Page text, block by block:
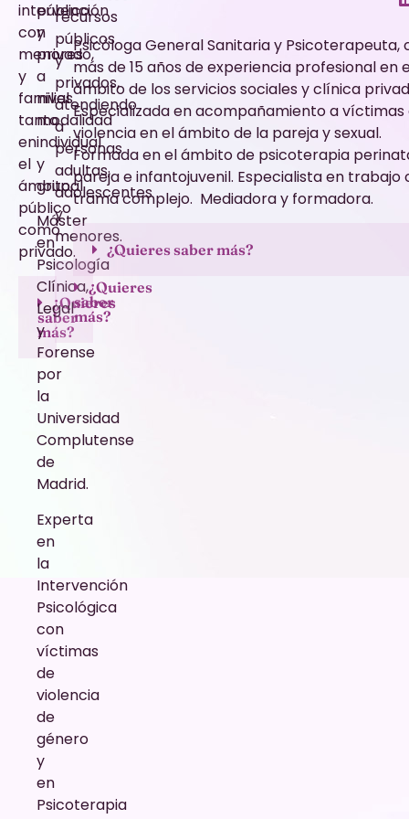
intervención
con
menores
y
familias
tanto
en
el
ámbito
público
como
privado.
¿Quieres
saber
más?
público
y
privado,
a
nivel
modalidad
individual
y
grupal.
Máster
en
Psicología
Clínica,
Legal
y
Forense
por
la
Universidad
Complutense
de
Madrid.
Experta
en
la
Intervención
Psicológica
con
víctimas
de
violencia
de
género
y
en
Psicoterapia
recursos
públicos
y
privados,
atendiendo
a
personas
adultas,
adolescentes
y
menores.
¿Quieres
saber
más?
Psicóloga General Sanitaria y Psicoterapeuta,
más de 15 años de experiencia profesional en
ámbito de los servicios sociales y clínica
Especializada en acompañamiento a víctimas
violencia en el ámbito de la pareja y sexual.
Formada en el ámbito de psicoterapia
pareja e infantojuvenil. Especialista en trabajo
trama complejo. Mediadora y formadora.
¿Quieres saber más?